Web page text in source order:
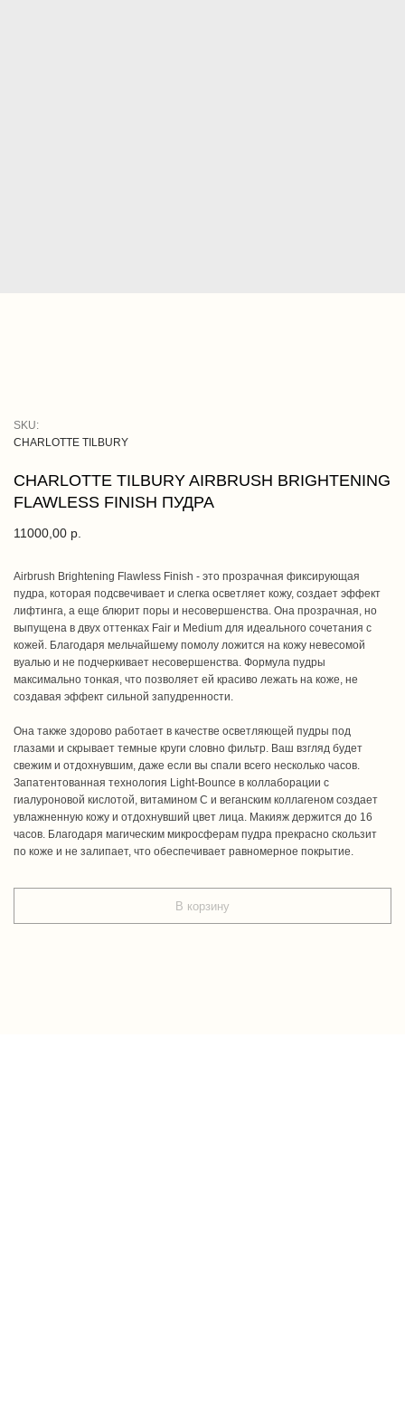
CHARLOTTE TILBURY AIRBRUSH BRIGHTENING
FLAWLESS FINISH ПУДРА
CHARLOTTE TILBURY
SKU:
11000,00 р.
В корзину
Airbrush Brightening Flawless Finish - это прозрачная фиксирующая
пудра, которая подсвечивает и слегка осветляет кожу, создает эффект
лифтинга, а еще блюрит поры и несовершенства. Она прозрачная, но
выпущена в двух оттенках Fair и Medium для идеального сочетания с
кожей. Благодаря мельчайшему помолу ложится на кожу невесомой
вуалью и не подчеркивает несовершенства. Формула пудры
максимально тонкая, что позволяет ей красиво лежать на коже, не
создавая эффект сильной запудренности.
Она также здорово работает в качестве осветляющей пудры под
глазами и скрывает темные круги словно фильтр. Ваш взгляд будет
свежим и отдохнувшим, даже если вы спали всего несколько часов.
Запатентованная технология Light-Bounce в коллаборации с
гиалуроновой кислотой, витамином С и веганским коллагеном создает
увлажненную кожу и отдохнувший цвет лица. Макияж держится до 16
часов. Благодаря магическим микросферам пудра прекрасно скользит
по коже и не залипает, что обеспечивает равномерное покрытие.